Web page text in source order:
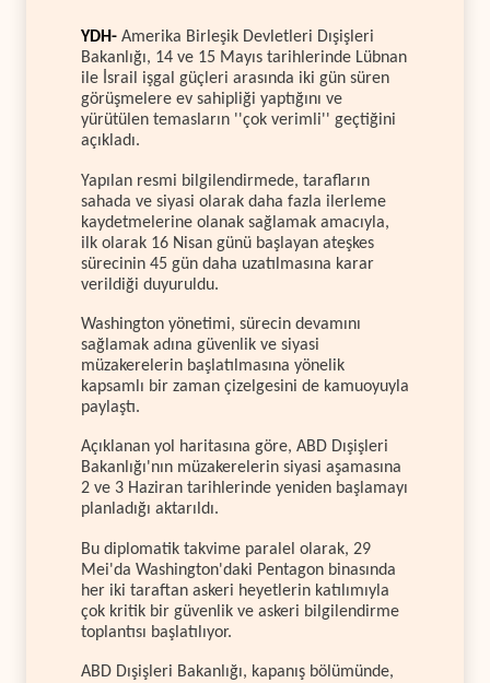
YDH- Amerika Birleşik Devletleri Dışişleri
Bakanlığı, 14 ve 15 Mayıs tarihlerinde Lübnan
ile İsrail işgal güçleri arasında iki gün süren
görüşmelere ev sahipliği yaptığını ve
yürütülen temasların ''çok verimli'' geçtiğini
açıkladı.
Yapılan resmi bilgilendirmede, tarafların
sahada ve siyasi olarak daha fazla ilerleme
kaydetmelerine olanak sağlamak amacıyla,
ilk olarak 16 Nisan günü başlayan ateşkes
sürecinin 45 gün daha uzatılmasına karar
verildiği duyuruldu.
Washington yönetimi, sürecin devamını
sağlamak adına güvenlik ve siyasi
müzakerelerin başlatılmasına yönelik
kapsamlı bir zaman çizelgesini de kamuoyuyla
paylaştı.
Açıklanan yol haritasına göre, ABD Dışişleri
Bakanlığı'nın müzakerelerin siyasi aşamasına
2 ve 3 Haziran tarihlerinde yeniden başlamayı
planladığı aktarıldı.
Bu diplomatik takvime paralel olarak, 29
Mei'da Washington'daki Pentagon binasında
her iki taraftan askeri heyetlerin katılımıyla
çok kritik bir güvenlik ve askeri bilgilendirme
toplantısı başlatılıyor.
ABD Dışişleri Bakanlığı, kapanış bölümünde,